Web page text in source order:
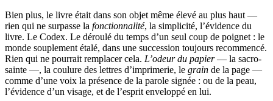
Bien plus, le livre était dans son objet même élevé au plus haut —
rien qui ne surpasse la fonctionnalité, la simplicité, l’évidence du
livre. Le Codex. Le déroulé du temps d’un seul coup de poignet : le
monde souplement étalé, dans une succession toujours recommencé.
Rien qui ne pourrait remplacer cela. L’odeur du papier— la sacro-
sainte —, la coulure des lettres d’imprimerie, le grain de la page —
comme d’une voix la présence de la parole signée : ou de la peau,
l’évidence d’un visage, et de l’esprit enveloppé en lui.